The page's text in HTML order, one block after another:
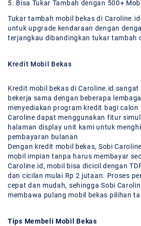
5. Bisa Tukar Tambah dengan 500+
Tukar tambah mobil bekas di
untuk upgrade kendaraan dengan
terjangkau dibandingkan tukar tambah
Kredit Mobil Bekas
Kredit mobil bekas di Caroline.id sangat
bekerja sama dengan beberapa
menyediakan program kredit bagi calon
Caroline dapat menggunakan fitur
halaman display unit kami untuk
pembayaran bulanan
Dengan kredit mobil bekas, Sobi
mobil impian tanpa harus membayar
Caroline.id, mobil bisa dicicil dengan
dan cicilan mulai Rp 2 jutaan. Proses
cepat dan mudah, sehingga Sobi
membawa pulang mobil bekas pilihan
Tips Membeli Mobil Bekas